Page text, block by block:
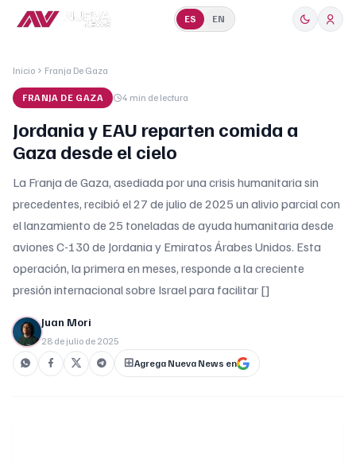
ES EN
Inicio Franja De Gaza
FRANJA DE GAZA 4 min de lectura
Jordania y EAU reparten comida a
Gaza desde el cielo
La Franja de Gaza, asediada por una crisis humanitaria sin
precedentes, recibió el 27 de julio de 2025 un alivio parcial con
el lanzamiento de 25 toneladas de ayuda humanitaria desde
aviones C-130 de Jordania y Emiratos Árabes Unidos. Esta
operación, la primera en meses, responde a la creciente
presión internacional sobre Israel para facilitar []
Juan Mori
28 de julio de 2025
Agrega Nueva News en